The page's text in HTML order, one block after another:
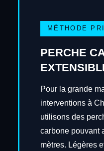
MÉTHODE
PERCHE
Pour la grande
interventions à
utilisons des
carbone pouvant
mètres. Légères